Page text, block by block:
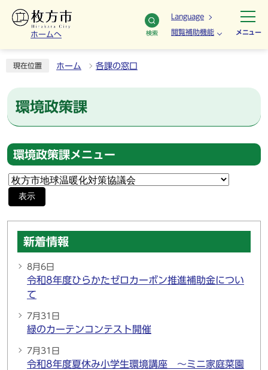
ホームへ 検索
Language
閲覧補助機能 メニュー
現在位置 ホーム 各課の窓口
環境政策課
環境政策課メニュー
表示
新着情報
8月6日
令和8年度ひらかたゼロカーボン推進補助金につい
て
7月31日
緑のカーテンコンテスト開催
7月31日
令和8年度夏休み小学生環境講座 ～ミニ家庭菜園